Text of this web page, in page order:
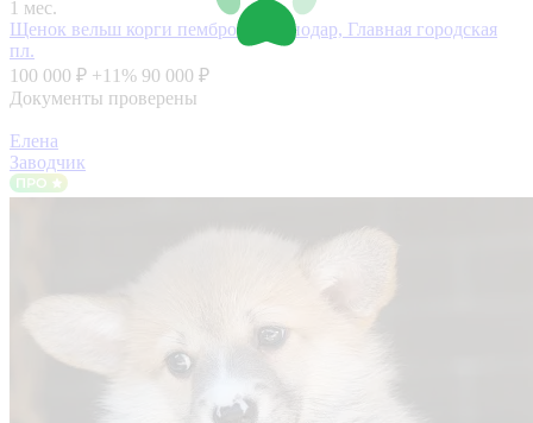
1 мес.
Щенок вельш корги пемброк
Краснодар, Главная городская
пл.
100 000 ₽ +11% 90 000 ₽
Документы проверены
Елена
Заводчик